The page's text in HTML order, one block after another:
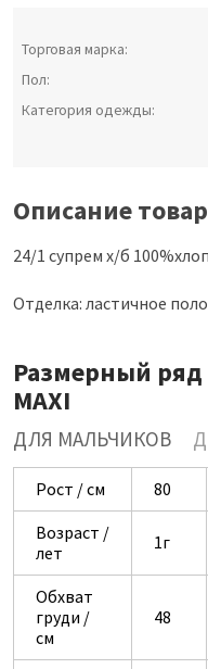
Торговая марка:
Пол:
Категория одежды:
Описание
24/1 супрем х/б
Отделка: ластичное
Размерный
MAXI
ДЛЯ МАЛЬЧИКОВ
Рост / см 80
Возраст /
лет
1г
Обхват
груди /
см
48